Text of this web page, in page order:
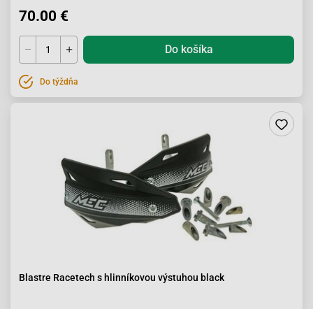
70.00 €
Do košíka
Do týždňa
Blastre Racetech s hlinníkovou výstuhou black